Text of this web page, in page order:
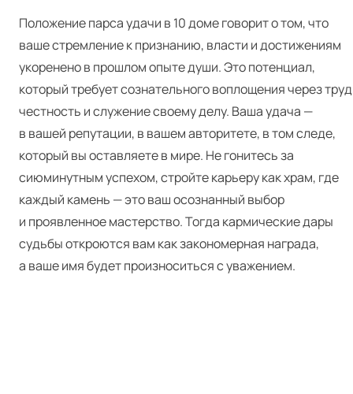
Положение парса удачи в 10 доме говорит о том, что
ваше стремление к признанию, власти и достижениям
укоренено в прошлом опыте души. Это потенциал,
который требует сознательного воплощения через
честность и служение своему делу. Ваша удача —
в вашей репутации, в вашем авторитете, в том следе,
который вы оставляете в мире. Не гонитесь за
сиюминутным успехом, стройте карьеру как храм, где
каждый камень — это ваш осознанный выбор
и проявленное мастерство. Тогда кармические дары
судьбы откроются вам как закономерная награда,
а ваше имя будет произноситься с уважением.